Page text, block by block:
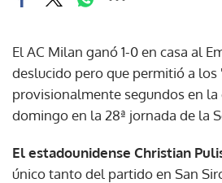
El AC Milan ganó 1-0 en casa al
deslucido pero que permitió a
provisionalmente segundos en la
domingo en la 28ª jornada de la
El estadounidense Christian
único tanto del partido en San